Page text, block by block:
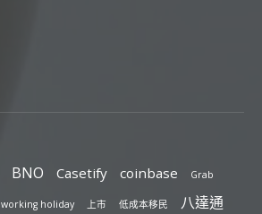
BNO Casetify coinbase Grab
working holiday 上市 低成本移民 八達通